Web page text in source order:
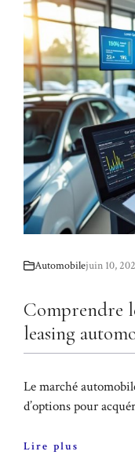
Automobilejuin 10,
Comprendre
leasing
Le marché
d’options pour
Lire plus